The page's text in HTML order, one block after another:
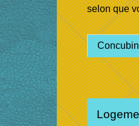
selon que